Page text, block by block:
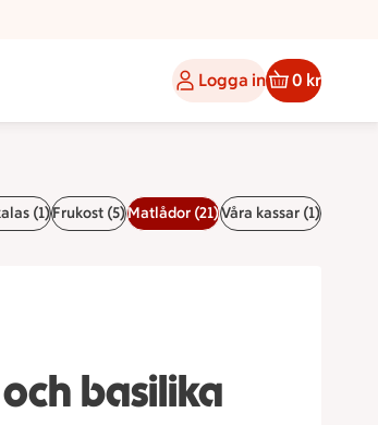
Logga in 0 kr
(1)Frukost (5)Matlådor (21)Våra kassar (1)
basilika